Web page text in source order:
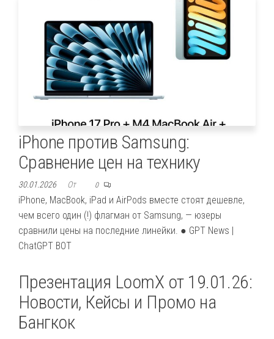
iPhone против Samsung:
Сравнение цен на технику
30.01.2026 От 0
iPhone, MacBook, iPad и AirPods вместе стоят дешевле,
чем всего один (!) флагман от Samsung, — юзеры
сравнили цены на последние линейки. ● GPT News |
ChatGPT BOT
Презентация LoomX от 19.01.26:
Новости, Кейсы и Промо на
Бангкок